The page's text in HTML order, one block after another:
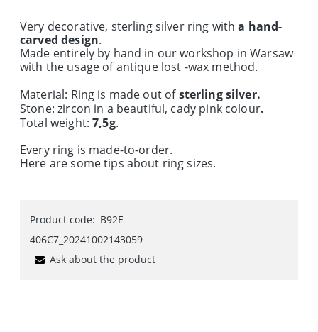
Very decorative, sterling silver ring witha hand-
carved design.
Made entirely by hand in our workshop in Warsaw
with the usage of antique lost -wax method.
Material: Ring is made out ofsterling silver.
Stone: zircon in a beautiful, cady pink colour.
Total weight:7,5g.
Every ring is made-to-order.
Here are some tips about ring sizes.
Product code: B92E-
406C7_20241002143059
Ask about the product